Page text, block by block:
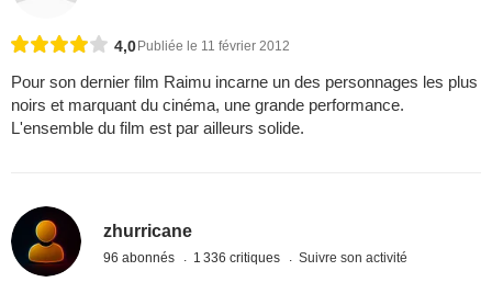
4,0Publiée le 11 février 2012
Pour son dernier film Raimu incarne un des personnages les plus
noirs et marquant du cinéma, une grande performance.
L'ensemble du film est par ailleurs solide.
zhurricane
96 abonnés 1 336 critiques Suivre son activité